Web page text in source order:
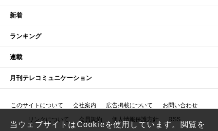
新着
ランキング
連載
月刊テレコミュニケーション
このサイトについて 会社案内 広告掲載について お問い合わせ
リンクについて 会員規約 個人情報保護方針 RSS
当ウェブサイトはCookieを使用しています。閲覧を